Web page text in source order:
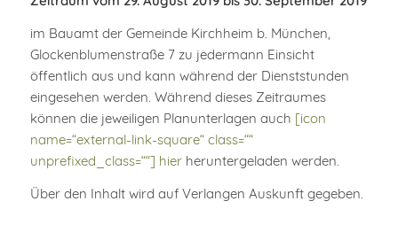
im Bauamt der Gemeinde Kirchheim b. München,
Glockenblumenstraße 7 zu jedermann Einsicht
öffentlich aus und kann während der Dienststunden
eingesehen werden. Während dieses Zeitraumes
können die jeweiligen Planunterlagen auch [icon
name=“external-link-square“ class=““
unprefixed_class=““] hierheruntergeladen werden.
Über den Inhalt wird auf Verlangen Auskunft gegeben.